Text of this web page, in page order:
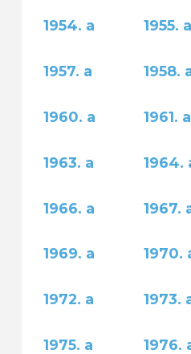
1954. a 1955. a
1957. a 1958.
1960. a 1961. a
1963. a 1964.
1966. a 1967.
1969. a 1970.
1972. a 1973.
1975. a 1976.